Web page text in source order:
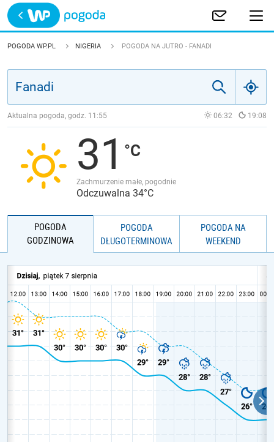
Trwa ładowanie
POLSKA
JAKOŚĆ POWIETRZA
POGODA WP.PL NIGERIA POGODA NA JUTRO - FANADI
Aktualna pogoda, godz. 11:55 06:32 19:08
31
Zachmurzenie małe, pogodnie
Odczuwalna 34°C
POGODA
GODZINOWA
POGODA
DŁUGOTERMINOWA
POGODA NA
WEEKEND